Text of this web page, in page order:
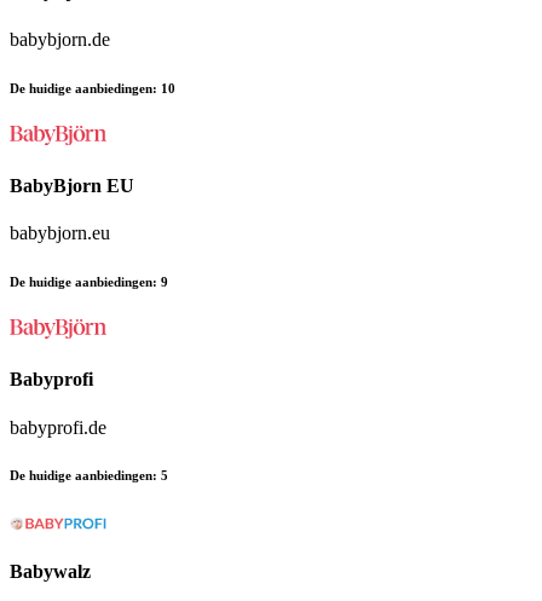
babybjorn.de
De huidige aanbiedingen: 10
BabyBjorn EU
babybjorn.eu
De huidige aanbiedingen: 9
Babyprofi
babyprofi.de
De huidige aanbiedingen: 5
Babywalz